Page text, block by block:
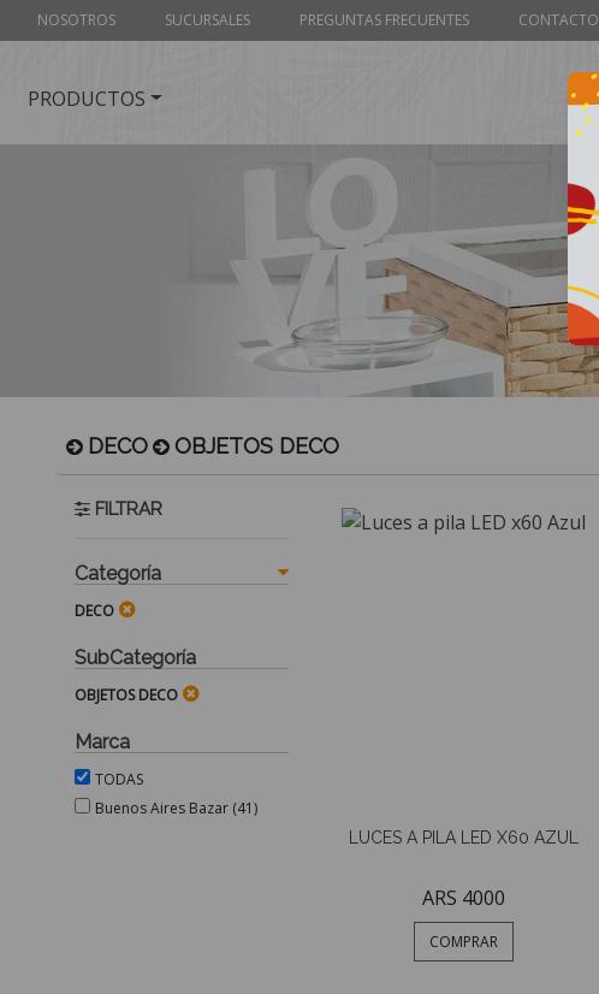
NOSOTROS SUCURSALES PREGUNTAS FRECUENTES CONTACTO
PRODUCTOS
DECO OBJETOS DECO
FILTRAR
Categoría
DECO
SubCategoría
OBJETOS DECO
Marca
TODAS
Buenos Aires Bazar (41)
LUCES A PILA LED X60 AZUL
ARS 4000
COMPRAR